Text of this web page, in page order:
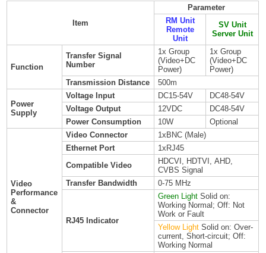
Item
Parameter
RM Unit
Remote
Unit
SV Unit
Server Unit
Function
Transfer Signal
Number
1x Group
(Video+DC
Power)
1x Group
(Video+DC
Power)
Transmission Distance
500m
Power
Supply
Voltage Input DC15-54V
DC48-54V
Voltage Output
12VDC
DC48-54V
Power Consumption
10W Optional
Video
Performance
&
Connector
Video Connector
1xBNC (Male)
Ethernet Port
1xRJ45
Compatible Video
HDCVI, HDTVI, AHD,
CVBS Signal
Transfer Bandwidth
0-75 MHz
RJ45 Indicator
Green Light Solid on:
Working Normal; Off: Not
Work or Fault
Yellow Light Solid on: Over-
current, Short-circuit; Off:
Working Normal